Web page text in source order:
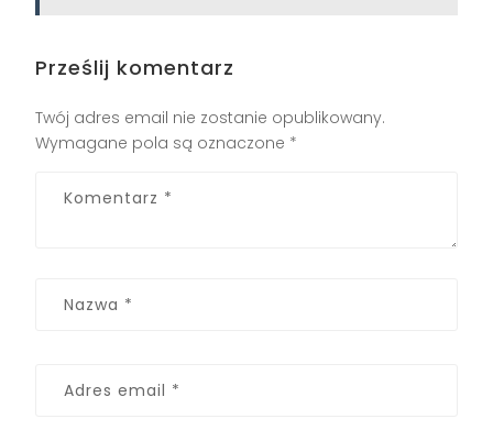
Prześlij komentarz
Twój adres email nie zostanie opublikowany.
Wymagane pola są oznaczone *